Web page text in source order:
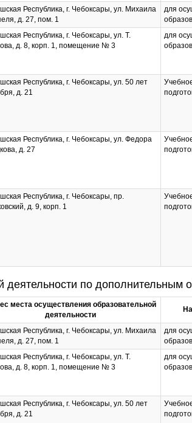
Республика, г. Чебоксары, ул. Михаила
д. 27, пом. 1
для
Республика, г. Чебоксары, ул. Т.
д. 8, корп. 1, помещение № 3
для
Республика, г. Чебоксары, ул. 50 лет
д. 21
Республика, г. Чебоксары, ул. Федора
д. 27
Республика, г. Чебоксары, пр.
д. 9, корп. 1
деятельности по дополнительным
места осуществления образовательной
деятельности
Республика, г. Чебоксары, ул. Михаила
д. 27, пом. 1
для
Республика, г. Чебоксары, ул. Т.
д. 8, корп. 1, помещение № 3
для
Республика, г. Чебоксары, ул. 50 лет
д. 21